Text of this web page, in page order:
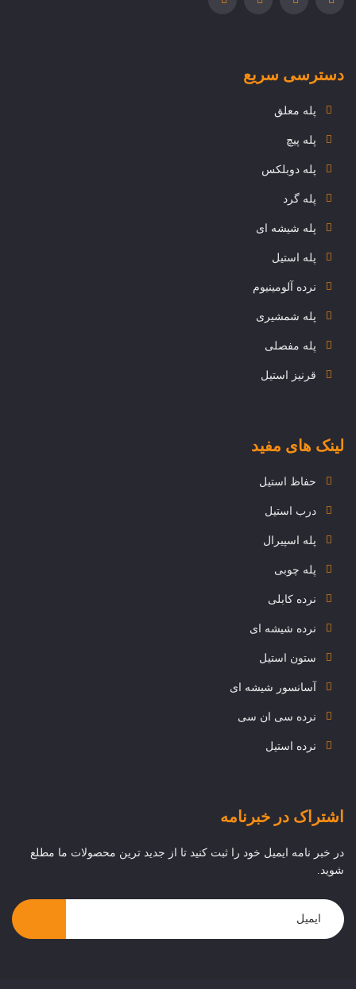
دسترسی سریع
پله معلق
پله پیچ
پله دوبلکس
پله گرد
پله شیشه ای
پله استیل
نرده آلومینیوم
پله شمشیری
پله مفصلی
قرنیز استیل
لینک های مفید
حفاظ استیل
درب استیل
پله اسپیرال
پله چوبی
نرده کابلی
نرده شیشه ای
ستون استیل
آسانسور شیشه ای
نرده سی ان سی
نرده استیل
اشتراک در خبرنامه
در خبر نامه ایمیل خود را ثبت کنید تا از جدید ترین محصولات ما مطلع
شوید.